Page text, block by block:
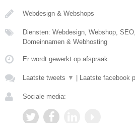
Webdesign & Webshops
Diensten: Webdesign, Webshop,
Domeinnamen & Webhosting
Er wordt gewerkt op afspraak.
Laatste tweets ▼ Laatste facebook
Sociale media: